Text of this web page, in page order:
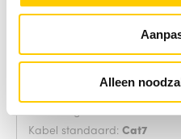
Alleen
netwerkkabel Groen 2
Kabel standaard: Cat7